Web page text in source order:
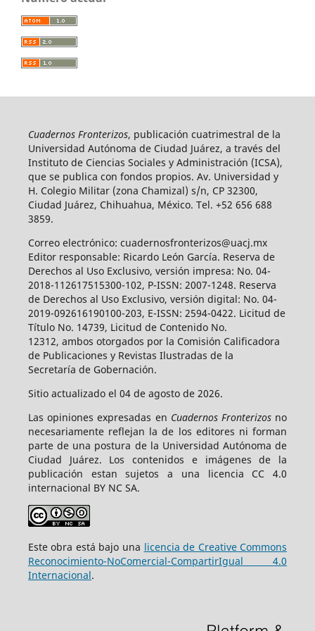
Cuadernos Fronterizos, publicación cuatrimestral de la
Universidad Autónoma de Ciudad Juárez, a través del
Instituto de Ciencias Sociales y Administración (ICSA),
que se publica con fondos propios. Av. Universidad y
H. Colegio Militar (zona Chamizal) s/n, CP 32300,
Ciudad Juárez, Chihuahua, México. Tel. +52 656 688
3859.
Correo electrónico: cuadernosfronterizos@uacj.mx
Editor responsable: Ricardo León García. Reserva de
Derechos al Uso Exclusivo, versión impresa: No. 04-
2018-112617515300-102, P-ISSN: 2007-1248. Reserva
de Derechos al Uso Exclusivo, versión digital: No. 04-
2019-092616190100-203, E-ISSN: 2594-0422. Licitud de
Título No. 14739, Licitud de Contenido No.
12312, ambos otorgados por la Comisión Calificadora
de Publicaciones y Revistas Ilustradas de la
Secretaría de Gobernación.
Sitio actualizado el 04 de agosto de 2026.
Las opiniones expresadas en Cuadernos Fronterizosno
necesariamente reflejan la de los editores ni forman
parte de una postura de la Universidad Autónoma de
Ciudad Juárez. Los contenidos e imágenes de la
publicación estan sujetos a una licencia CC 4.0
internacional BY NC SA.
Este obra está bajo una licencia de Creative Commons
Reconocimiento-NoComercial-CompartirIgual 4.0
Internacional.